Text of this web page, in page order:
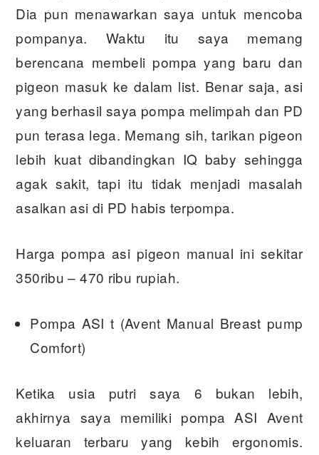
Dia pun menawarkan saya untuk mencoba
pompanya. Waktu itu saya memang
berencana membeli pompa yang baru dan
pigeon masuk ke dalam list. Benar saja, asi
yang berhasil saya pompa melimpah dan PD
pun terasa lega. Memang sih, tarikan pigeon
lebih kuat dibandingkan IQ baby sehingga
agak sakit, tapi itu tidak menjadi masalah
asalkan asi di PD habis terpompa.
Harga pompa asi pigeon manual ini sekitar
350ribu – 470 ribu rupiah.
Pompa ASI t (Avent Manual Breast pump
Comfort)
Ketika usia putri saya 6 bukan lebih,
akhirnya saya memiliki pompa ASI Avent
keluaran terbaru yang kebih ergonomis.